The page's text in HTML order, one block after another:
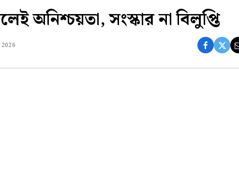
অনিশ্চয়তা, সংস্কার না বিলুপ্তি
2026